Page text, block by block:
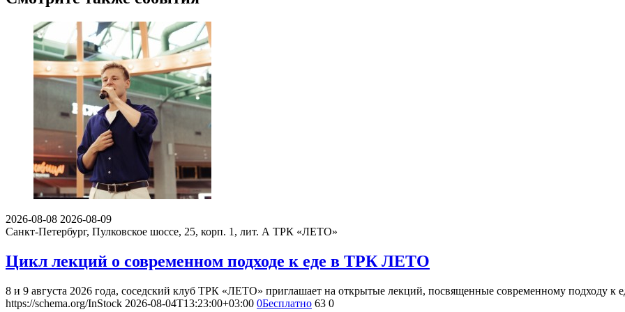
2026-08-08 2026-08-09
Санкт-Петербург, Пулковское шоссе, 25, корп. 1, лит. А ТРК «ЛЕТО»
Цикл лекций о современном подходе к еде в ТРК ЛЕТО
8 и 9 августа 2026 года, соседский клуб ТРК «ЛЕТО» приглашает на открытые лекций, посвященные современному подходу к
https://schema.org/InStock 2026-08-04T13:23:00+03:00 0Бесплатно 63 0